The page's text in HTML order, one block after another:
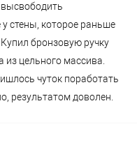
у стены, которое раньше
бронзовую ручку
из цельного массива.
чуток поработать
результатом доволен.